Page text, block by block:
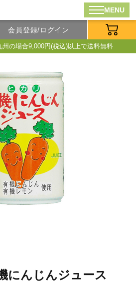
MENU
会員登録/ログイン
の場合9,000円(税込)以上で送料無料
にんじんジュース